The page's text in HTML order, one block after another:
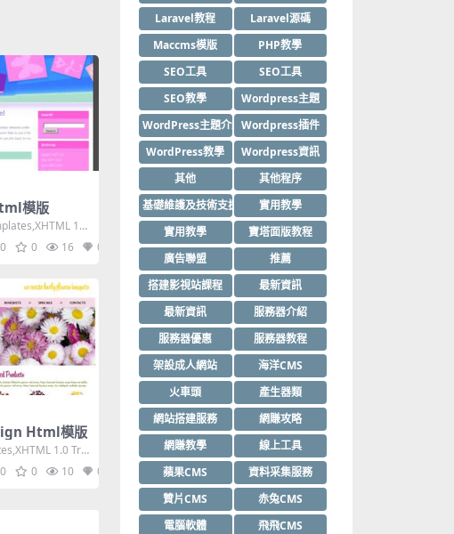
模版
1.0
0 0 16 0
Html模版
1.0 Tra
0 0 10 0
Laravel教程
Laravel源碼
Maccms模版
PHP教學
SEO工具
SEO工具
SEO教學
Wordpress主題
WordPress主題介紹Wordpress插件
WordPress教學
Wordpress資訊
其他
其他程序
基礎維護及技術支援
實用教學
實用教學
寶塔面版教程
廣告聯盟
推薦
搭建影視站課程
最新資訊
最新資訊
服務器介紹
服務器優惠
服務器教程
架設成人網站
海洋CMS
火車頭
產生器類
網站搭建服務
網賺攻略
網賺教學
線上工具
蘋果CMS
資料采集服務
贊片CMS
赤兔CMS
電腦軟體
飛飛CMS